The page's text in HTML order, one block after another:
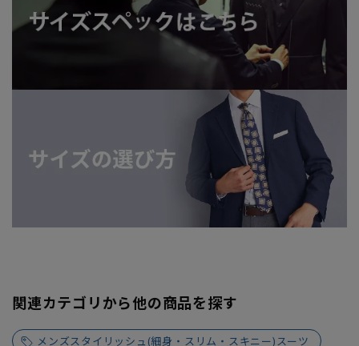
関連カテゴリから他の商品を探す
メンズスタイリッシュ(細身・スリム・スキニー)スーツ